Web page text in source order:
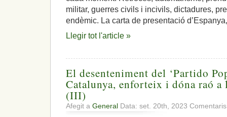
militar, guerres civils i incivils, dictadures,
endèmic. La carta de presentació
Llegir tot l'article »
El desenteniment del ‘Partido
Catalunya, enforteix i dóna raó a
(III)
Afegit a General Data: set. 20th, 2023